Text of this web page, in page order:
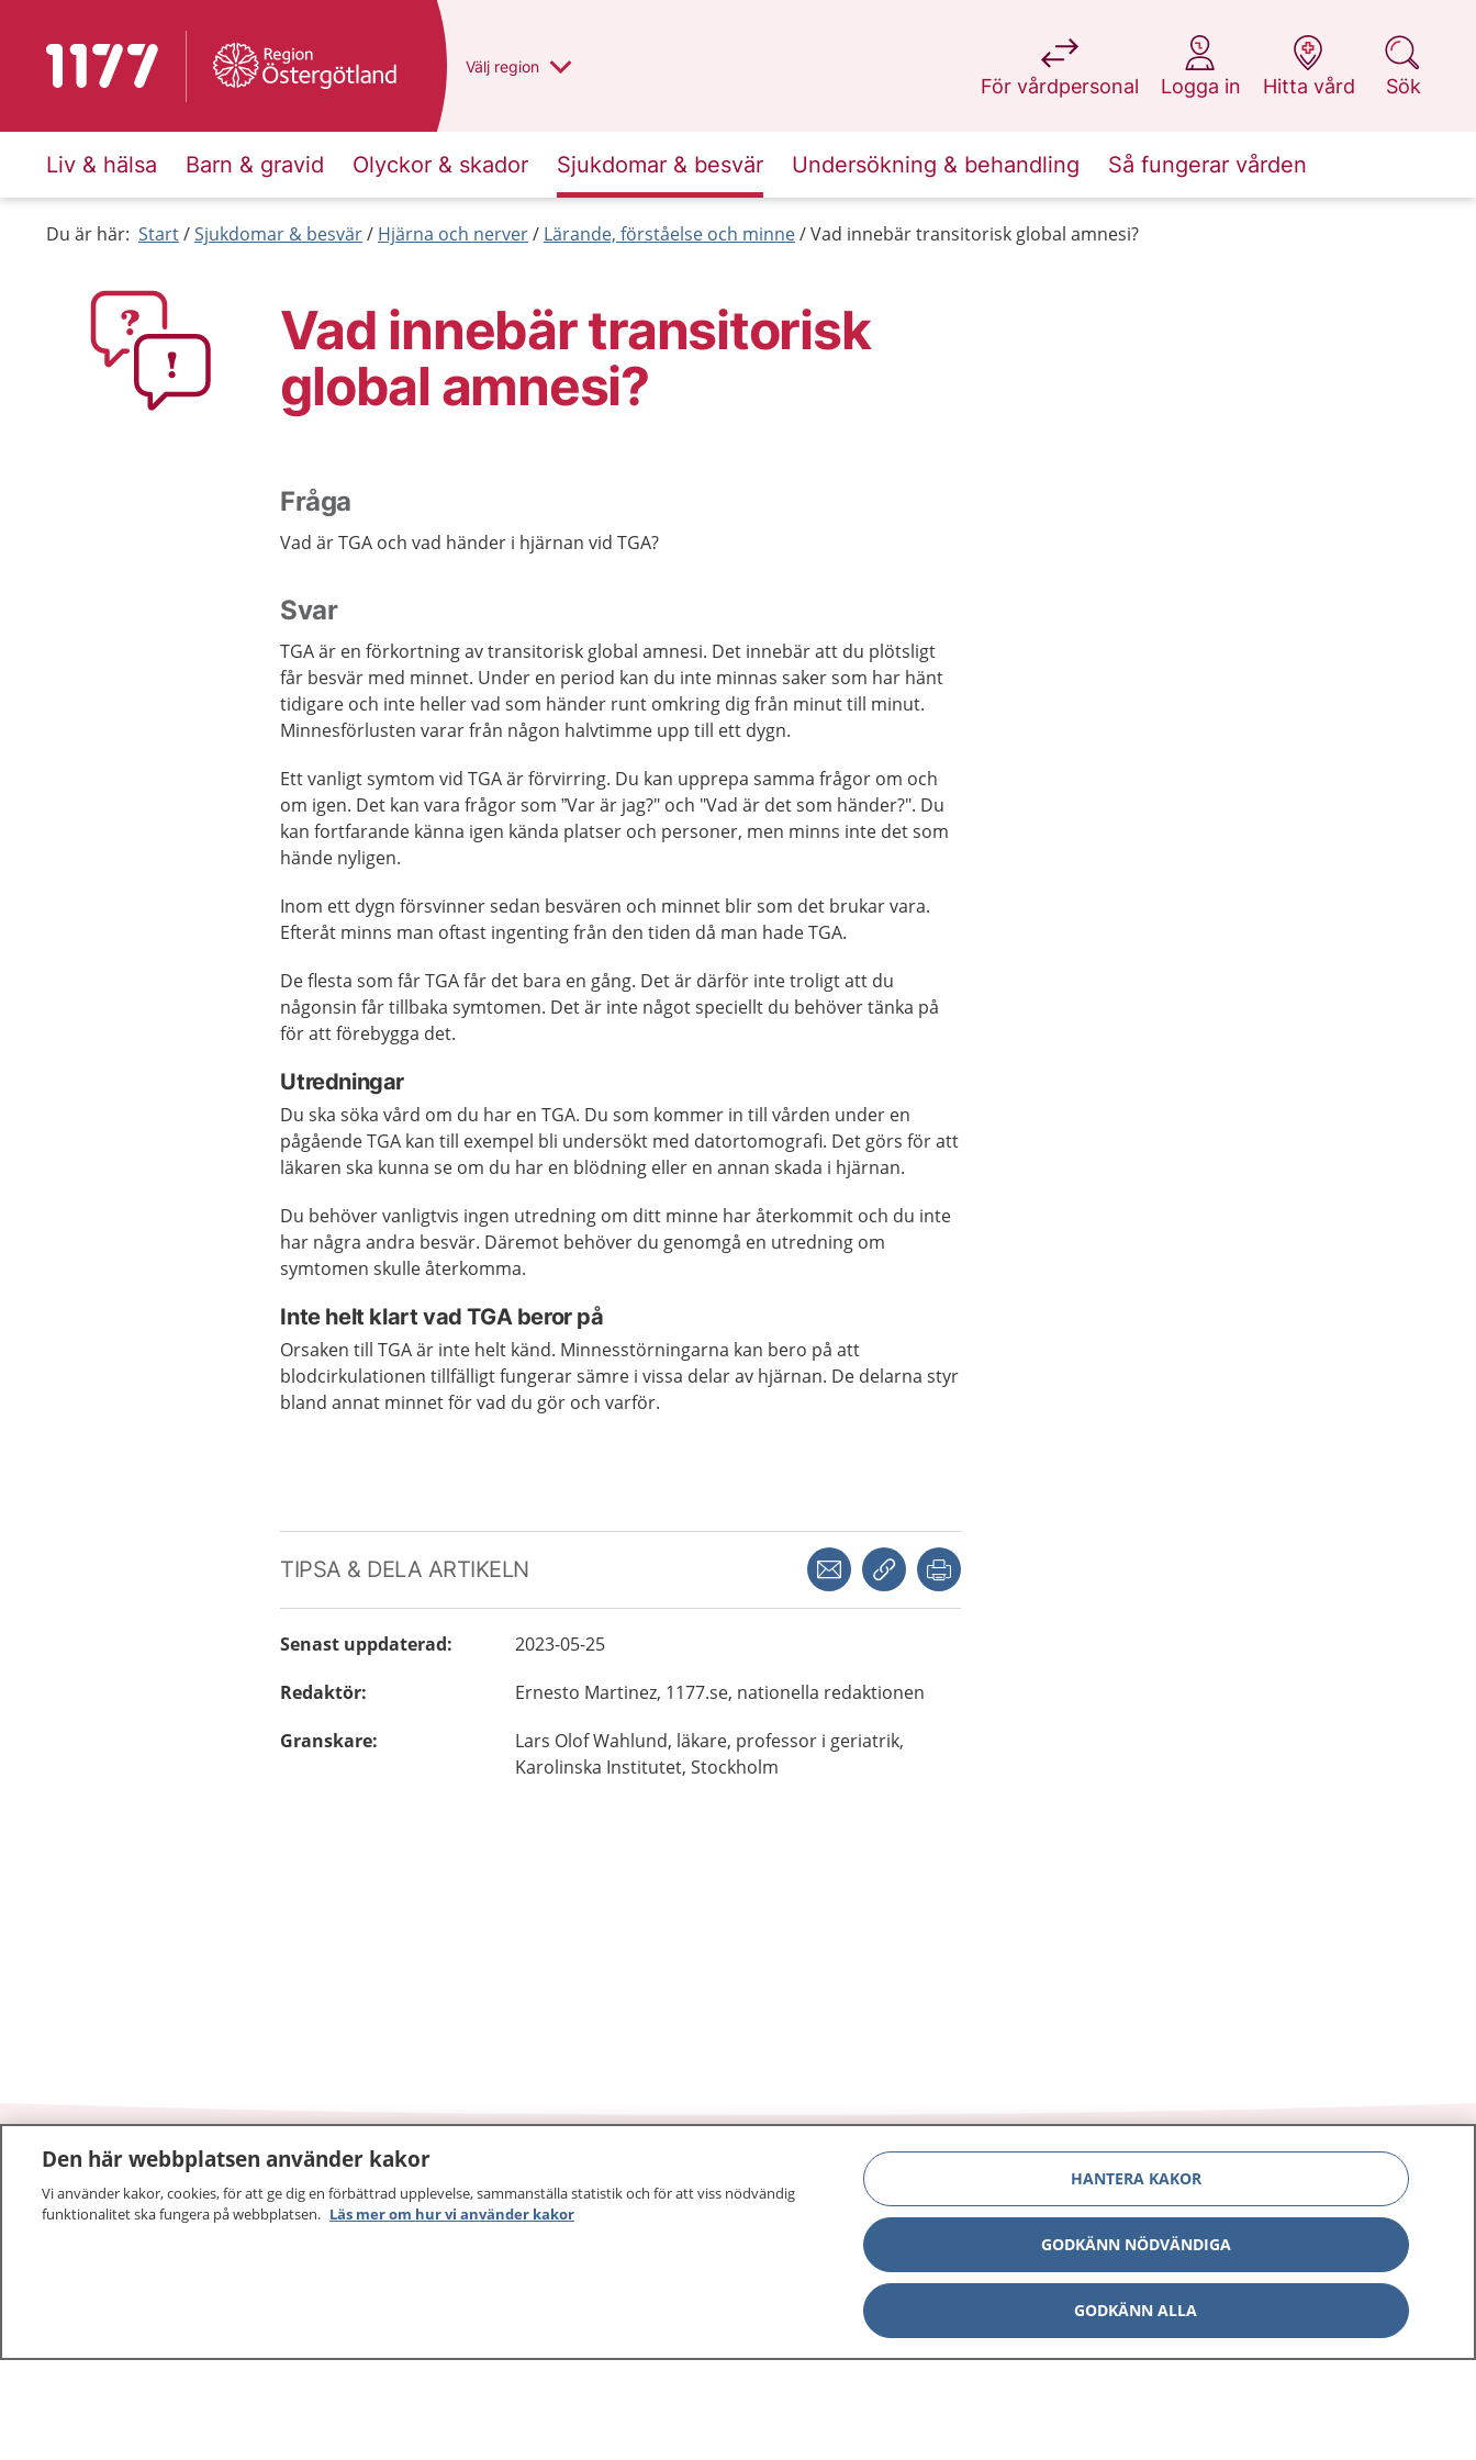
Till startsidan för 1177 Du har valt region
Välj en annan
region
För vårdpersonal
på 1177.se
Logga in
på 1177.se
Hitta vård
på 1177.se
Sök
på 1177.se
Liv & hälsa Barn & gravid Olyckor & skador Sjukdomar & besvär Undersökning & behandling Så fungerar vården
Du är här: Start Sjukdomar & besvär Hjärna och nerver Lärande, förståelse och minne Vad innebär transitorisk global amnesi?
Vad innebär transitorisk
global amnesi?
Fråga
Vad är TGA och vad händer i hjärnan vid TGA?
Svar
TGA är en förkortning av transitorisk global amnesi. Det innebär att du plötsligt
får besvär med minnet. Under en period kan du inte minnas saker som har hänt
tidigare och inte heller vad som händer runt omkring dig från minut till minut.
Minnesförlusten varar från någon halvtimme upp till ett dygn.
Ett vanligt symtom vid TGA är förvirring. Du kan upprepa samma frågor om och
om igen. Det kan vara frågor som ”Var är jag?" och "Vad är det som händer?". Du
kan fortfarande känna igen kända platser och personer, men minns inte det som
hände nyligen.
Inom ett dygn försvinner sedan besvären och minnet blir som det brukar vara.
Efteråt minns man oftast ingenting från den tiden då man hade TGA.
De flesta som får TGA får det bara en gång. Det är därför inte troligt att du
någonsin får tillbaka symtomen. Det är inte något speciellt du behöver tänka på
för att förebygga det.
Utredningar
Du ska söka vård om du har en TGA. Du som kommer in till vården under en
pågående TGA kan till exempel bli undersökt med datortomografi. Det görs för att
läkaren ska kunna se om du har en blödning eller en annan skada i hjärnan.
Du behöver vanligtvis ingen utredning om ditt minne har återkommit och du inte
har några andra besvär. Däremot behöver du genomgå en utredning om
symtomen skulle återkomma.
Inte helt klart vad TGA beror på
Orsaken till TGA är inte helt känd. Minnesstörningarna kan bero på att
blodcirkulationen tillfälligt fungerar sämre i vissa delar av hjärnan. De delarna styr
bland annat minnet för vad du gör och varför.
TIPSA & DELA ARTIKELN Dela via mejlKopiera länk
Senast uppdaterad:
2023-05-25
Redaktör: Ernesto Martinez, 1177.se, nationella redaktionen
Granskare: Lars OlofWahlund, läkare, professor i geriatrik,
Karolinska Institutet, Stockholm
1177 –tryggt om din hälsa och vård
1177 ger dig råd när du vill må bättre.
Other languages
Lättläst svenska
Om 1177
Aktuellt
Digital tillgänglighet
Den här webbplatsen använder kakor
Vi använder kakor, cookies, för att ge dig en förbättrad upplevelse, sammanställa statistik och för att viss nödvändig
funktionalitet ska fungera på webbplatsen. Läs mer om hur vi använder kakor
HANTERA KAKOR
GODKÄNN NÖDVÄNDIGA
GODKÄNN ALLA